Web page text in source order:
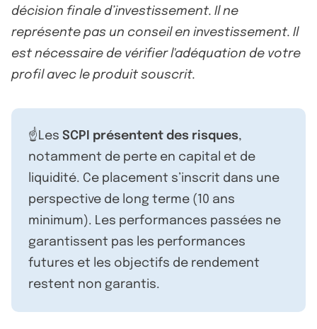
décision finale d’investissement. Il ne
représente pas un conseil en investissement. Il
est nécessaire de vérifier l'adéquation de votre
profil avec le produit souscrit.
☝️Les SCPI présentent des risques,
notamment de perte en capital et de
liquidité. Ce placement s’inscrit dans une
perspective de long terme (10 ans
minimum). Les performances passées ne
garantissent pas les performances
futures et les objectifs de rendement
restent non garantis.